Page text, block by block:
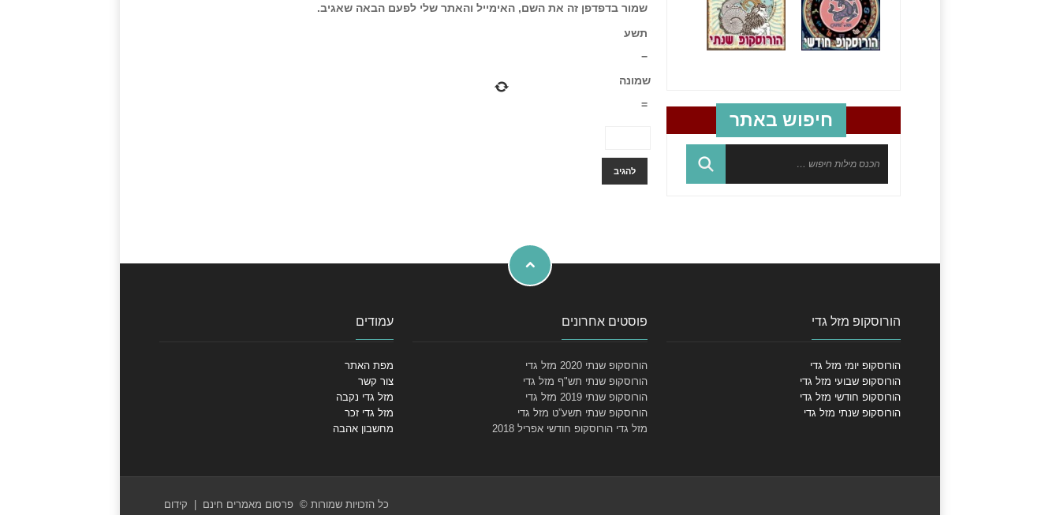
שמור בדפדפן זה את השם, האימייל והאתר שלי לפעם הבאה שאגיב.
תשע
−
שמונה
=
חיפוש באתר
עמודים
מפת האתר
צור קשר
מזל גדי נקבה
מזל גדי זכר
מחשבון אהבה
פוסטים אחרונים
הורוסקופ שנתי 2020 מזל גדי
הורוסקופ שנתי תש"ף מזל גדי
הורוסקופ שנתי 2019 מזל גדי
הורוסקופ שנתי תשע”ט מזל גדי
מזל גדי הורוסקופ חודשי אפריל 2018
הורוסקופ מזל גדי
הורוסקופ יומי מזל גדי
הורוסקופ שבועי מזל גדי
הורוסקופ חודשי מזל גדי
הורוסקופ שנתי מזל גדי
כל הזכויות שמורות © פרסום מאמרים חינם קידום